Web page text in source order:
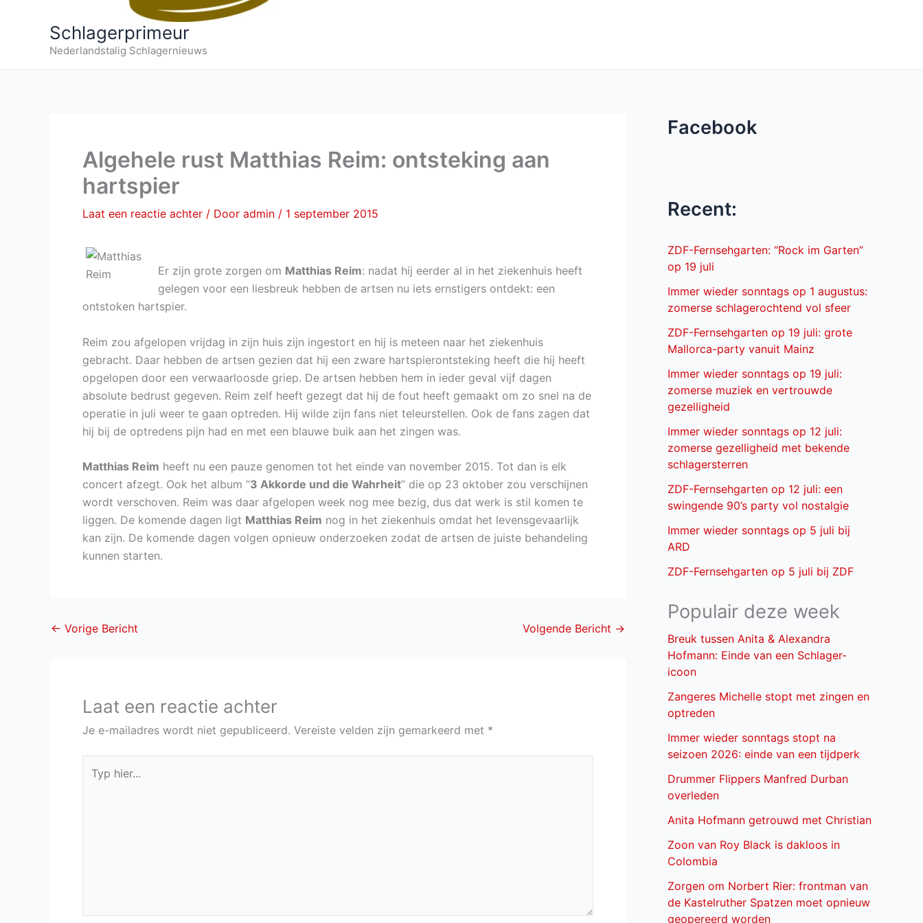
Schlagerprimeur
Nederlandstalig Schlagernieuws
Algehele rust Matthias Reim: ontsteking aan
hartspier
Laat een reactie achter / Door admin / 1 september 2015
Er zijn grote zorgen om Matthias Reim: nadat hij eerder al in het ziekenhuis heeft
gelegen voor een liesbreuk hebben de artsen nu iets ernstigers ontdekt: een
ontstoken hartspier.
Reim zou afgelopen vrijdag in zijn huis zijn ingestort en hij is meteen naar het ziekenhuis
gebracht. Daar hebben de artsen gezien dat hij een zware hartspierontsteking heeft die hij heeft
opgelopen door een verwaarloosde griep. De artsen hebben hem in ieder geval vijf dagen
absolute bedrust gegeven. Reim zelf heeft gezegt dat hij de fout heeft gemaakt om zo snel na de
operatie in juli weer te gaan optreden. Hij wilde zijn fans niet teleurstellen. Ook de fans zagen dat
hij bij de optredens pijn had en met een blauwe buik aan het zingen was.
Matthias Reim heeft nu een pauze genomen tot het einde van november 2015. Tot dan is elk
concert afzegt. Ook het album “3 Akkorde und die Wahrheit” die op 23 oktober zou verschijnen
wordt verschoven. Reim was daar afgelopen week nog mee bezig, dus dat werk is stil komen te
liggen. De komende dagen ligt Matthias Reim nog in het ziekenhuis omdat het levensgevaarlijk
kan zijn. De komende dagen volgen opnieuw onderzoeken zodat de artsen de juiste behandeling
kunnen starten.
← Vorige Bericht Volgende Bericht →
Laat een reactie achter
Je e-mailadres wordt niet gepubliceerd. Vereiste velden zijn gemarkeerd met *
hier...
Facebook
Recent:
ZDF-Fernsehgarten: “Rock im Garten”
op 19 juli
Immer wieder sonntags op 1 augustus:
zomerse schlagerochtend vol sfeer
ZDF-Fernsehgarten op 19 juli: grote
Mallorca-party vanuit Mainz
Immer wieder sonntags op 19 juli:
zomerse muziek en vertrouwde
gezelligheid
Immer wieder sonntags op 12 juli:
zomerse gezelligheid met bekende
schlagersterren
ZDF-Fernsehgarten op 12 juli: een
swingende 90’s party vol nostalgie
Immer wieder sonntags op 5 juli bij
ARD
ZDF-Fernsehgarten op 5 juli bij ZDF
Populair deze week
Breuk tussen Anita & Alexandra
Hofmann: Einde van een Schlager-
icoon
Zangeres Michelle stopt met zingen en
optreden
Immer wieder sonntags stopt na
seizoen 2026: einde van een tijdperk
Drummer Flippers Manfred Durban
overleden
Anita Hofmann getrouwd met Christian
Zoon van Roy Black is dakloos in
Colombia
Zorgen om Norbert Rier: frontman van
de Kastelruther Spatzen moet opnieuw
geopereerd worden